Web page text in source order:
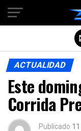
ACTUALIDAD
Este
Corrida
Publicado